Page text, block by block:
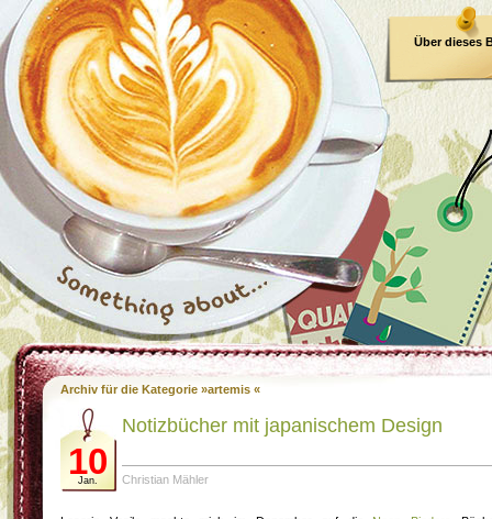
Über dieses
Archiv für die Kategorie »artemis «
10
Jan.
Notizbücher mit japanischem Design
Christian Mähler